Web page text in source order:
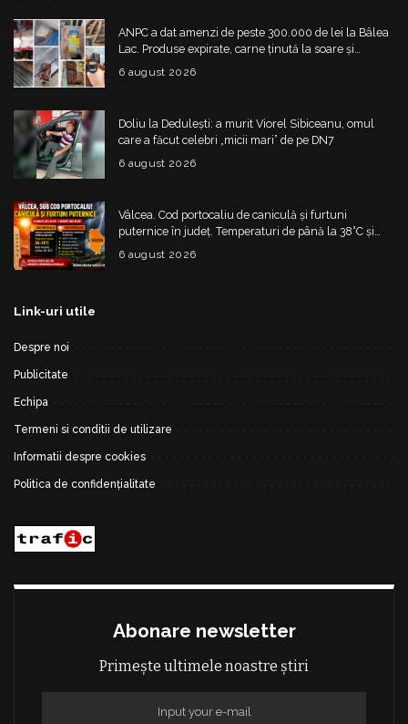
ANPC a dat amenzi de peste 300.000 de lei la Bâlea
Lac. Produse expirate, carne ținută la soare și
nereguli grave
6 august 2026
Doliu la Dedulești: a murit Viorel Sibiceanu, omul
care a făcut celebri „micii mari” de pe DN7
6 august 2026
Vâlcea. Cod portocaliu de caniculă și furtuni
puternice în județ. Temperaturi de până la 38°C și
risc de vijelii
6 august 2026
Link-uri utile
Despre noi
Publicitate
Echipa
Termeni si conditii de utilizare
Informatii despre cookies
Politica de confidențialitate
Abonare newsletter
Primește ultimele noastre știri